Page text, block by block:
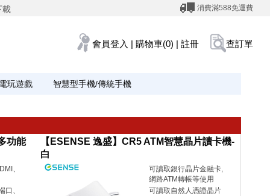
載 消費滿588免運費
會員登入 | 購物車(0) | 註冊 查訂單
玩遊戲 智慧型手機/傳統手機
功能
、
口、
【ESENSE 逸盛】CR5 ATM智慧晶片讀卡機-
白
可讀取銀行晶片金融卡,
網路ATM轉帳等使用
可讀取自然人憑證晶片